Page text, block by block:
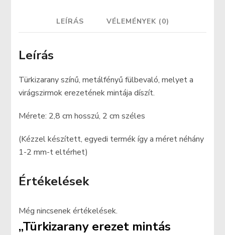
LEÍRÁS VÉLEMÉNYEK (0)
Leírás
Türkizarany színű, metálfényű fülbevaló, melyet a
virágszirmok erezetének mintája díszít.
Mérete: 2,8 cm hosszú, 2 cm széles
(Kézzel készített, egyedi termék így a méret néhány
1-2 mm-t eltérhet)
Értékelések
Még nincsenek értékelések.
„Türkizarany erezet mintás